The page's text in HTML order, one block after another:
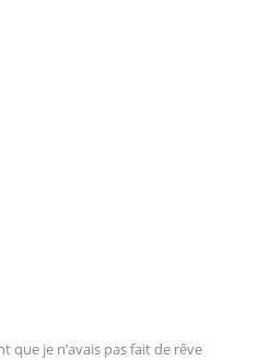
que je n’avais pas fait de rêve